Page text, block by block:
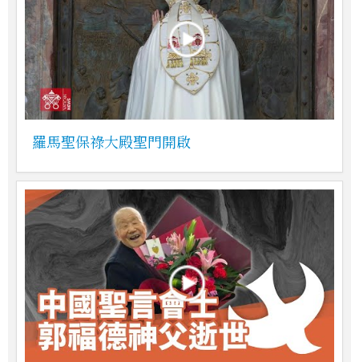
羅馬聖保祿大殿聖門開啟